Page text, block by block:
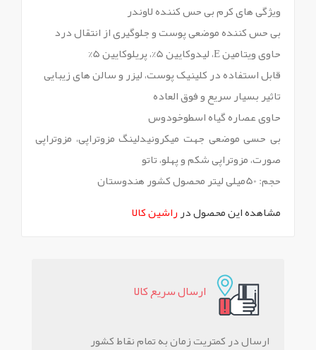
ویژگی های کرم بی حس کننده لاوندر
بی حس کننده موضعی پوست و جلوگیری از انتقال درد
حاوی ویتامین E، لیدوکایین 5%، پریلوکایین 5%
قابل استفاده در کلینیک پوست، لیزر و سالن های زیبایی
تاثیر بسیار سریع و فوق العاده
حاوی عصاره گیاه اسطوخودوس
بی حسی موضعی جهت میکرونیدلینگ مزوتراپی، مزوتراپی
صورت، مزوتراپی شکم و پهلو، تاتو
حجم: 50میلی لیتر محصول کشور هندوستان
مشاهده این محصول درراشین کالا
ارسال سريع کالا
ارسال در کمتریت زمان به تمام نقاط کشور